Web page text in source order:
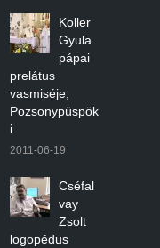
Koller
Gyula
pápai
prelátus
vasmiséje,
Pozsonypüspök
i
2011-06-19
Cséfal
vay
Zsolt
logopédus